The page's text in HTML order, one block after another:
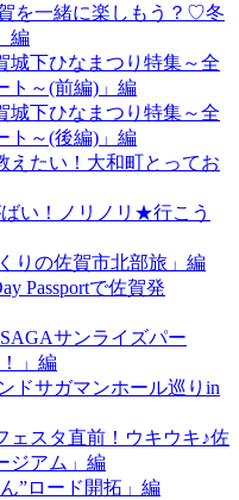
を一緒に楽しもう？♡冬
編
城下ひなまつり特集～全
ト～(前編)」編
城下ひなまつり特集～全
ト～(後編)」編
えたい！大和町とってお
い！ノリノリ★行こう
りの佐賀市北部旅」編
Passportで佐賀発
サンライズパー
」編
ドサガマンホール巡りin
ェスタ直前！ウキウキ♪佐
ジアム」編
”ロード開拓」編